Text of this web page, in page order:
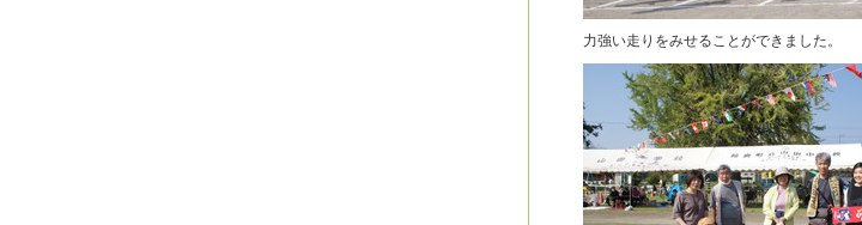
力強い走りをみせることができました。